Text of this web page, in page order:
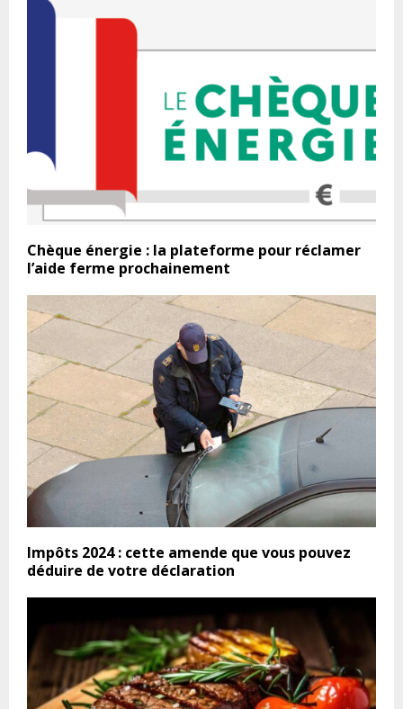
Chèque énergie : la plateforme pour réclamer
l’aide ferme prochainement
Impôts 2024 : cette amende que vous pouvez
déduire de votre déclaration